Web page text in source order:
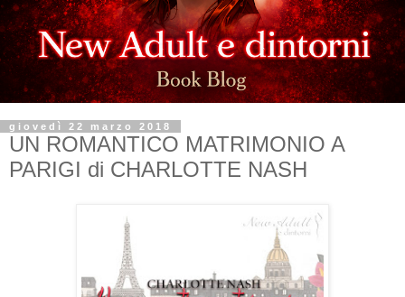
giovedì 22 marzo 2018
UN ROMANTICO MATRIMONIO A
PARIGI di CHARLOTTE NASH